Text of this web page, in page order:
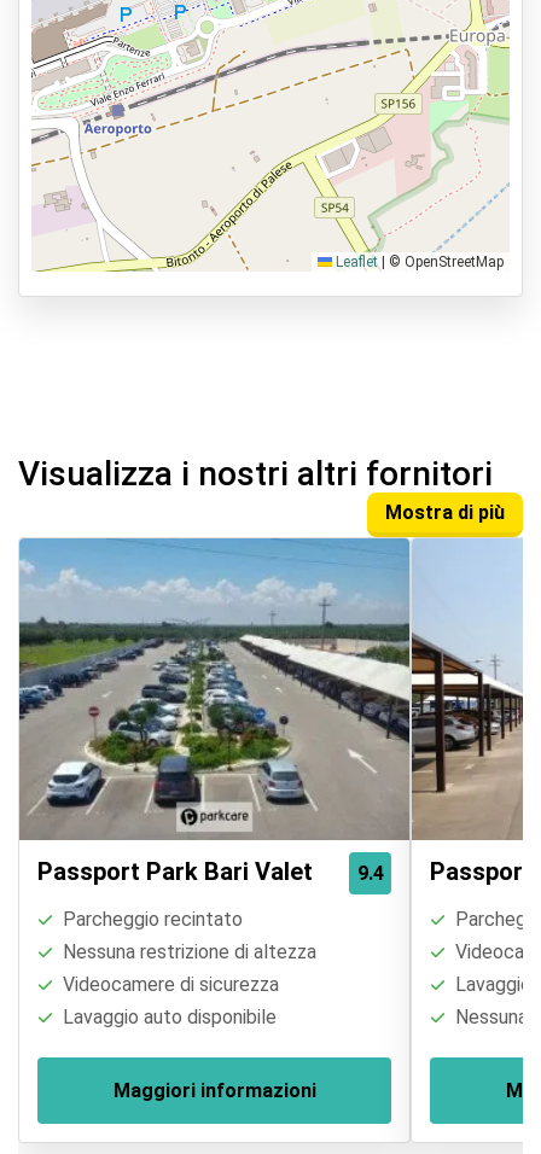
Leaflet | © OpenStreetMap
Visualizza i nostri altri fornitori
Mostra di più
9.4
Passport Park Bari Valet
Parcheggio recintato
Nessuna restrizione di altezza
Videocamere di sicurezza
Lavaggio auto disponibile
Maggiori informazioni
Passport
Lavaggio
Nessuna